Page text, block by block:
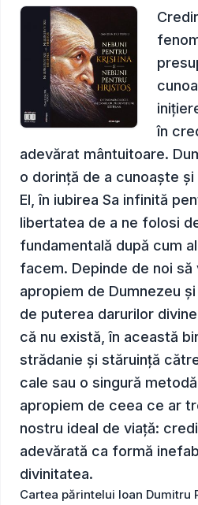
în
adevărat mântuitoare.
o dorință de a cunoaște
El, în iubirea Sa infinită
libertatea de a ne folosi
fundamentală după cum
facem. Depinde de noi să
apropiem de Dumnezeu
de puterea darurilor
că nu există, în această
strădanie și stăruință
cale sau o singură
apropiem de ceea ce ar
nostru ideal de viață:
adevărată ca formă
divinitatea.
​Cartea părintelui Ioan Dumitru